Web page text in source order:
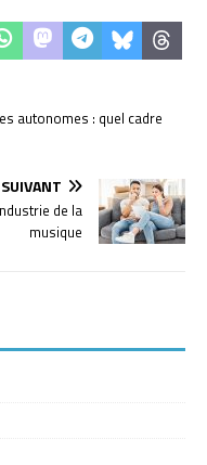
autonomes : quel cadre
SUIVANT
de la
musique